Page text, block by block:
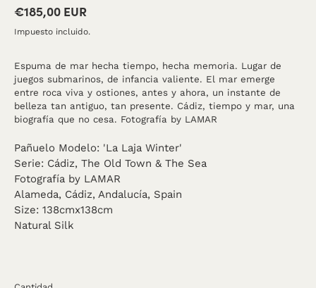
Precio
habitual
€185,00 EUR
Impuesto incluido.
Espuma de mar hecha tiempo, hecha memoria. Lugar de
juegos submarinos, de infancia valiente. El mar emerge
entre roca viva y ostiones, antes y ahora, un instante de
belleza tan antiguo, tan presente. Cádiz, tiempo y mar, una
biografía que no cesa. Fotografía by LAMAR
Pañuelo Modelo: 'La Laja Winter'
Serie: Cádiz, The Old Town & The Sea
Fotografía by LAMAR
Alameda, Cádiz, Andalucía, Spain
Size: 138cmx138cm
Natural Silk